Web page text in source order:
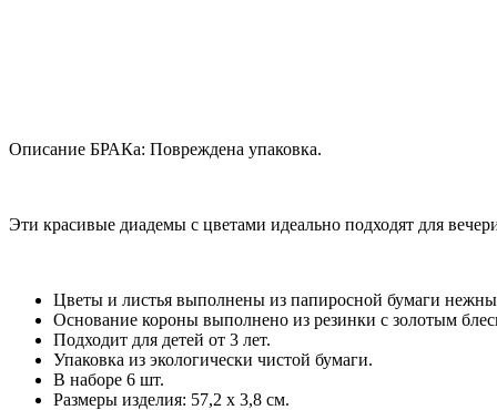
Описание БРАКа: Повреждена упаковка.
Эти красивые диадемы с цветами идеально подходят для
Цветы и листья выполнены из папиросной бумаги
Основание короны выполнено из резинки с золотым
Подходит для детей от 3 лет.
Упаковка из экологически чистой бумаги.
В наборе 6 шт.
Размеры изделия: 57,2 х 3,8 см.